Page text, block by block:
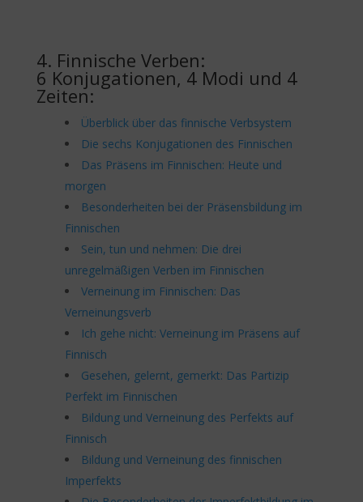
4. Finnische Verben:
6 Konjugationen, 4 Modi und 4
Zeiten:
Überblick über das finnische Verbsystem
Die sechs Konjugationen des Finnischen
Das Präsens im Finnischen: Heute und
morgen
Besonderheiten bei der Präsensbildung im
Finnischen
Sein, tun und nehmen: Die drei
unregelmäßigen Verben im Finnischen
Verneinung im Finnischen: Das
Verneinungsverb
Ich gehe nicht: Verneinung im Präsens auf
Finnisch
Gesehen, gelernt, gemerkt: Das Partizip
Perfekt im Finnischen
Bildung und Verneinung des Perfekts auf
Finnisch
Bildung und Verneinung des finnischen
Imperfekts